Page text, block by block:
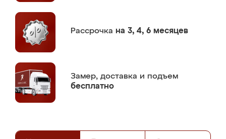
Рассрочка на 3, 4, 6 месяцев
Замер, доставка и подъем
бесплатно